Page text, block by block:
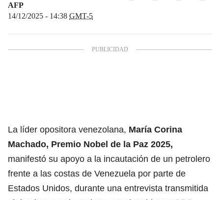
AFP
14/12/2025 - 14:38 GMT-5
La líder opositora venezolana, María Corina
Machado, Premio Nobel de la Paz 2025,
manifestó su apoyo a la incautación de un petrolero
frente a las costas de Venezuela por parte de
Estados Unidos, durante una entrevista transmitida